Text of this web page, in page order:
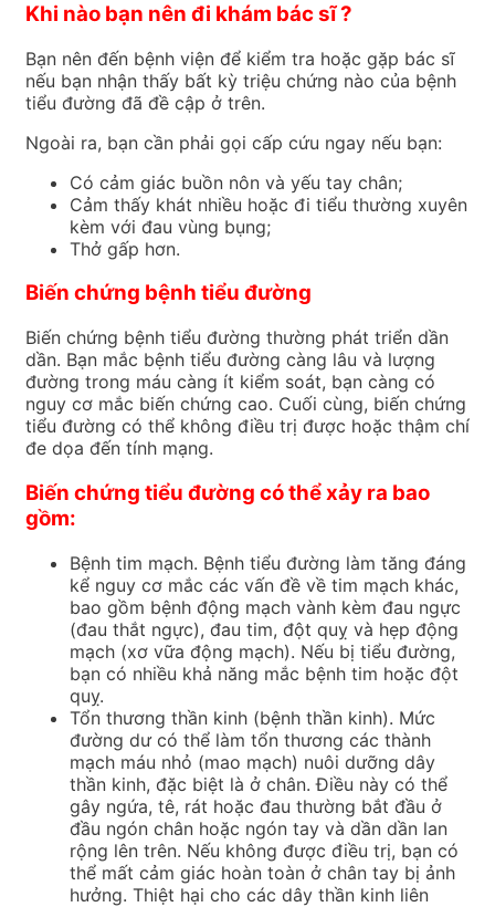
Khi nào bạn nên đi khám bác sĩ ?
Bạn nên đến bệnh viện để kiểm tra hoặc gặp bác sĩ
nếu bạn nhận thấy bất kỳ triệu chứng nào của bệnh
tiểu đường đã đề cập ở trên.
Ngoài ra, bạn cần phải gọi cấp cứu ngay nếu bạn:
Có cảm giác buồn nôn và yếu tay chân;
Cảm thấy khát nhiều hoặc đi tiểu thường xuyên
kèm với đau vùng bụng;
Thở gấp hơn.
Biến chứng bệnh tiểu đường
Biến chứng bệnh tiểu đường thường phát triển dần
dần. Bạn mắc bệnh tiểu đường càng lâu và lượng
đường trong máu càng ít kiểm soát, bạn càng có
nguy cơ mắc biến chứng cao. Cuối cùng, biến chứng
tiểu đường có thể không điều trị được hoặc thậm chí
đe dọa đến tính mạng.
Biến chứng tiểu đường có thể xảy ra bao
gồm:
Bệnh tim mạch. Bệnh tiểu đường làm tăng đáng
kể nguy cơ mắc các vấn đề về tim mạch khác,
bao gồm bệnh động mạch vành kèm đau ngực
(đau thắt ngực), đau tim, đột quỵ và hẹp động
mạch (xơ vữa động mạch). Nếu bị tiểu đường,
bạn có nhiều khả năng mắc bệnh tim hoặc đột
quỵ.
Tổn thương thần kinh (bệnh thần kinh). Mức
đường dư có thể làm tổn thương các thành
mạch máu nhỏ (mao mạch) nuôi dưỡng dây
thần kinh, đặc biệt là ở chân.Điều này có thể
gây ngứa, tê, rát hoặc đau thường bắt đầu ở
đầu ngón chân hoặc ngón tay và dần dần lan
rộng lên trên. Nếu không được điều trị, bạn có
thể mất cảm giác hoàn toàn ở chân tay bị ảnh
hưởng. Thiệt hại cho các dây thần kinh liên